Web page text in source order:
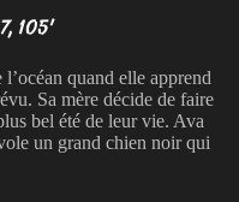
105'
quand elle apprend
Sa mère décide de faire
bel été de leur vie. Ava
un grand chien noir qui